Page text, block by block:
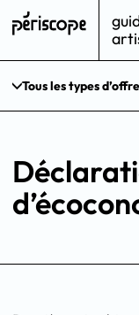
Tous les types d’offre